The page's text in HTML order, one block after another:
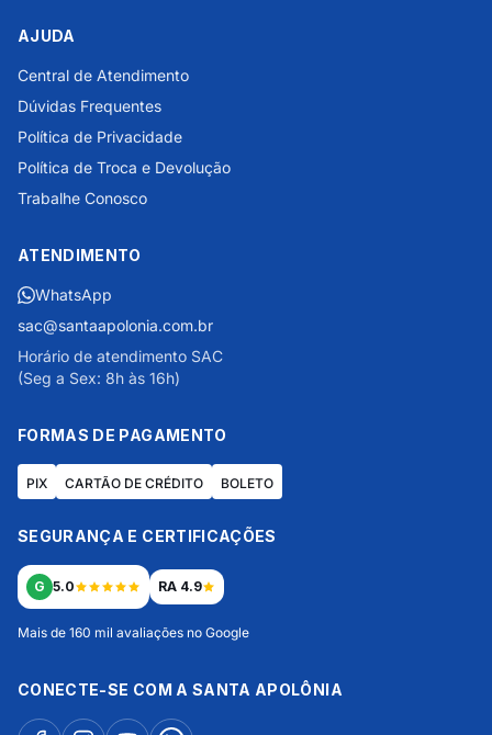
AJUDA
Central de Atendimento
Dúvidas Frequentes
Política de Privacidade
Política de Troca e Devolução
Trabalhe Conosco
ATENDIMENTO
WhatsApp
sac@santaapolonia.com.br
Horário de atendimento SAC
(Seg a Sex: 8h às 16h)
FORMAS DE PAGAMENTO
PIX CARTÃO DE CRÉDITO BOLETO
SEGURANÇA E CERTIFICAÇÕES
G 5.0 RA 4.9
Mais de 160 mil avaliações no Google
CONECTE-SE COM A SANTA APOLÔNIA